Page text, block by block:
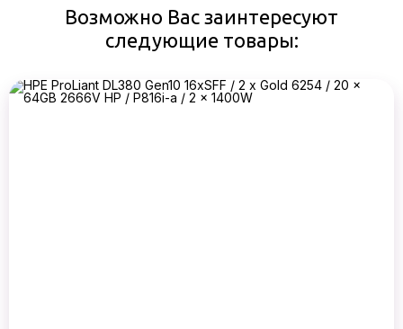
Возможно Вас заинтересуют
следующие товары: